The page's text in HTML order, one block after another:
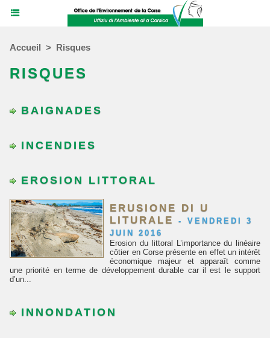
Accueil > Risques
RISQUES
BAIGNADES
INCENDIES
EROSION LITTORAL
ERUSIONE DI U
LITURALE
-
VENDREDI 3
JUIN 2016
Erosion du littoral L’importance du linéaire
côtier en Corse présente en effet un intérêt
économique majeur et apparaît comme
une priorité en terme de développement durable car il est le support
d’un...
INNONDATION